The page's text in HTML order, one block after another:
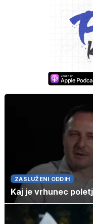
ZASLUŽENI ODDIH
Kaj je vrhunec